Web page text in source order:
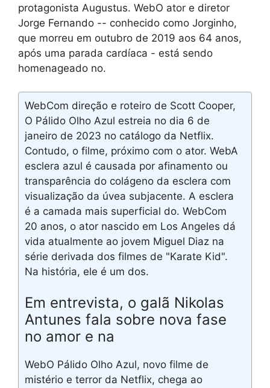
protagonista Augustus. WebO ator e diretor
Jorge Fernando -- conhecido como Jorginho,
que morreu em outubro de 2019 aos 64 anos,
após uma parada cardíaca - está sendo
homenageado no.
WebCom direção e roteiro de Scott Cooper,
O Pálido Olho Azul estreia no dia 6 de
janeiro de 2023 no catálogo da Netflix.
Contudo, o filme, próximo com o ator. WebA
esclera azul é causada por afinamento ou
transparência do colágeno da esclera com
visualização da úvea subjacente. A esclera
é a camada mais superficial do. WebCom
20 anos, o ator nascido em Los Angeles dá
vida atualmente ao jovem Miguel Diaz na
série derivada dos filmes de "Karate Kid".
Na história, ele é um dos.
Em entrevista, o galã Nikolas
Antunes fala sobre nova fase
no amor e na
WebO Pálido Olho Azul, novo filme de
mistério e terror da Netflix, chega ao